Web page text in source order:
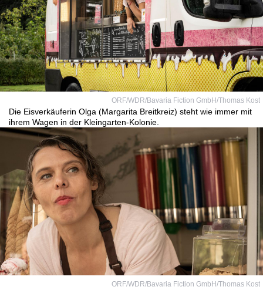
ORF/WDR/Bavaria Fiction GmbH/Thomas Kost
Die Eisverkäuferin Olga (Margarita Breitkreiz) steht wie immer mit
ihrem Wagen in der Kleingarten-Kolonie.
ORF/WDR/Bavaria Fiction GmbH/Thomas Kost